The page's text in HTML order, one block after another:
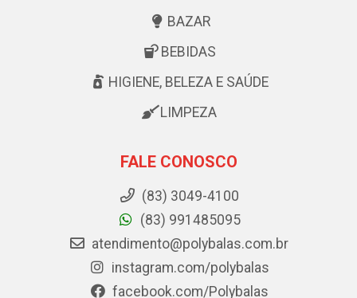
BAZAR
BEBIDAS
HIGIENE, BELEZA E SAÚDE
LIMPEZA
FALE CONOSCO
(83) 3049-4100
(83) 991485095
atendimento@polybalas.com.br
instagram.com/polybalas
facebook.com/Polybalas